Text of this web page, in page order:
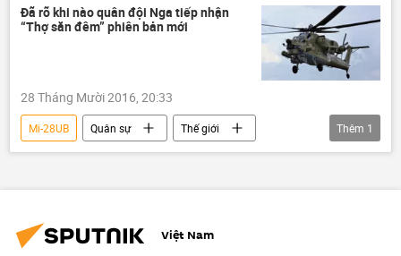
Rostvertol
Diễn đàn "Quân đội-2017"
Đã rõ khi nào quân đội Nga tiếp nhận
“Thợ săn đêm” phiên bản mới
28 Tháng Mười 2016, 20:33
Mi-28UB Quân sự
Thế giới
Nga
Liên bang Nga
Thêm 1
Việt Nam